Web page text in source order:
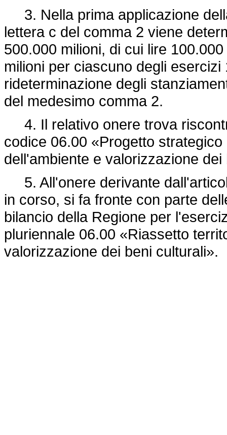
3. Nella prima applicazione
lettera c del comma 2 viene
500.000 milioni, di cui lire
milioni per ciascuno degli
rideterminazione degli
del medesimo comma 2.
4. Il relativo onere trova
codice 06.00 «Progetto
dell'ambiente e valorizzazione
5. All'onere derivante
in corso, si fa fronte con parte
bilancio della Regione per
pluriennale 06.00 «Riassetto
valorizzazione dei beni culturali».